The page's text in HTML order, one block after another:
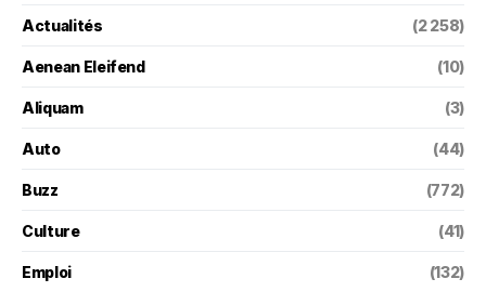
Actualités (2 258)
Aenean Eleifend (10)
Aliquam (3)
Auto (44)
Buzz (772)
Culture (41)
Emploi (132)